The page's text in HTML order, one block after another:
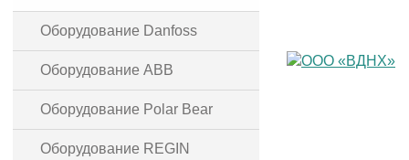
Оборудование Danfoss
Оборудование ABB
Оборудование Polar Bear
Оборудование REGIN